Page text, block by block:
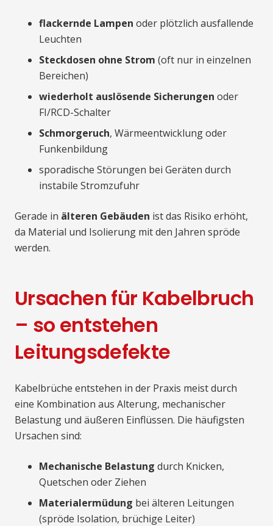
flackernde Lampen oder plötzlich ausfallende
Leuchten
Steckdosen ohne Strom (oft nur in einzelnen
Bereichen)
wiederholt auslösende Sicherungen oder
FI/RCD-Schalter
Schmorgeruch, Wärmeentwicklung oder
Funkenbildung
sporadische Störungen bei Geräten durch
instabile Stromzufuhr
Gerade in älteren Gebäuden ist das Risiko erhöht,
da Material und Isolierung mit den Jahren spröde
werden.
Ursachen für Kabelbruch
– so entstehen
Leitungsdefekte
Kabelbrüche entstehen in der Praxis meist durch
eine Kombination aus Alterung, mechanischer
Belastung und äußeren Einflüssen. Die häufigsten
Ursachen sind:
Mechanische Belastung durch Knicken,
Quetschen oder Ziehen
Materialermüdung bei älteren Leitungen
(spröde Isolation, brüchige Leiter)